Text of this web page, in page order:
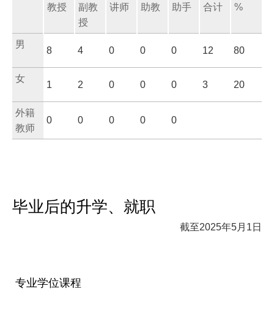
教授
副教
授
讲师 助教 助手 合计 %
男
8 4 0 0 0 12 80
女
1 2 0 0 0 3 20
外籍
教师
0 0 0 0 0
毕业后的升学、就职
截至2025年5月1日
专业学位课程